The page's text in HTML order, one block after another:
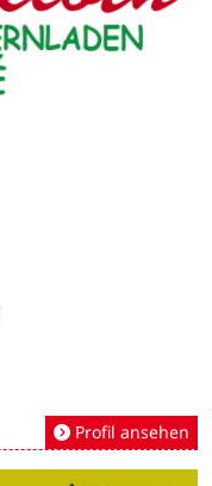
Profil ansehen